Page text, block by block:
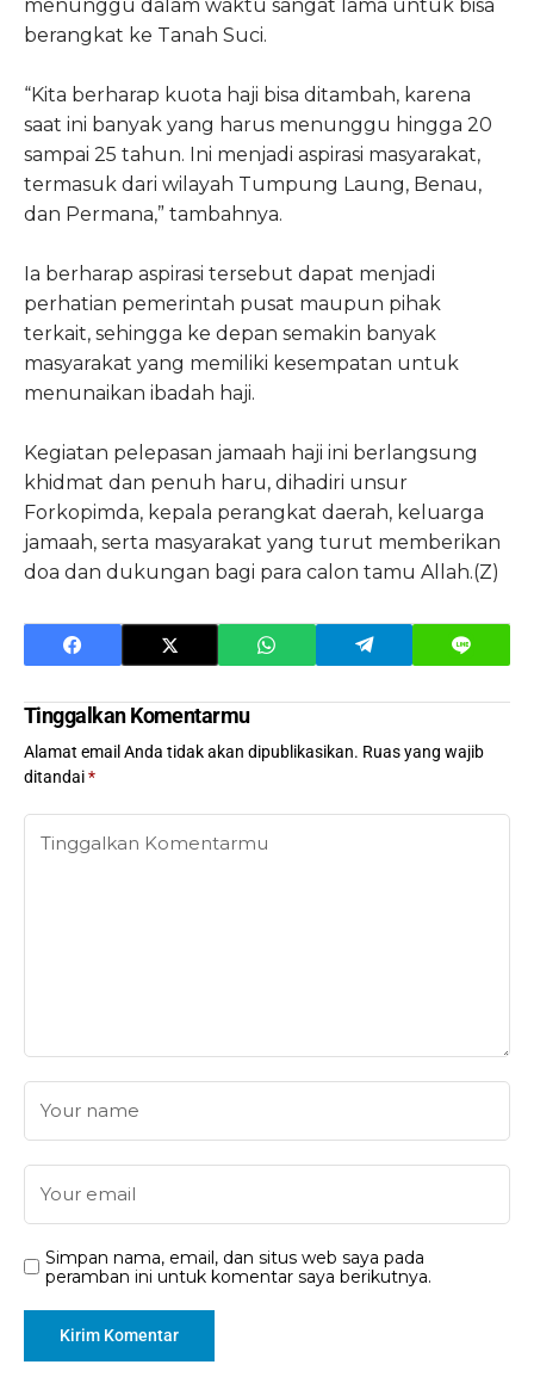
menunggu dalam waktu sangat lama untuk bisa
berangkat ke Tanah Suci.
“Kita berharap kuota haji bisa ditambah, karena
saat ini banyak yang harus menunggu hingga 20
sampai 25 tahun. Ini menjadi aspirasi masyarakat,
termasuk dari wilayah Tumpung Laung, Benau,
dan Permana,” tambahnya.
Ia berharap aspirasi tersebut dapat menjadi
perhatian pemerintah pusat maupun pihak
terkait, sehingga ke depan semakin banyak
masyarakat yang memiliki kesempatan untuk
menunaikan ibadah haji.
Kegiatan pelepasan jamaah haji ini berlangsung
khidmat dan penuh haru, dihadiri unsur
Forkopimda, kepala perangkat daerah, keluarga
jamaah, serta masyarakat yang turut memberikan
doa dan dukungan bagi para calon tamu Allah.(Z)
Tinggalkan Komentarmu
Alamat email Anda tidak akan dipublikasikan. Ruas yang wajib
ditandai*
Simpan nama, email, dan situs web saya pada
peramban ini untuk komentar saya berikutnya.